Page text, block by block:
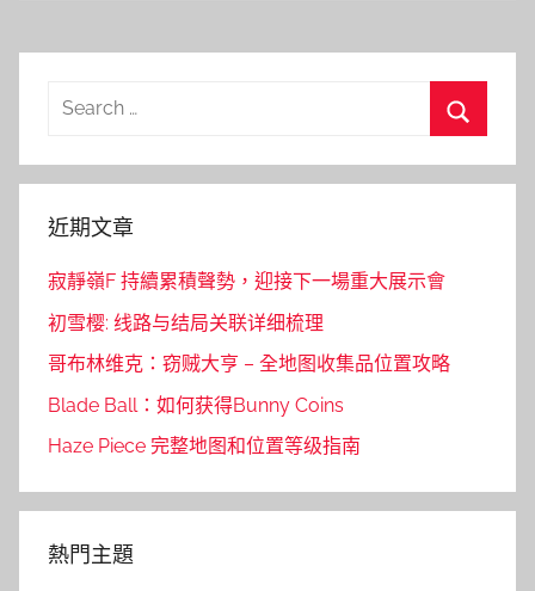
Search
近期文章
寂靜嶺F 持續累積聲勢，迎接下一場重大展示會
初雪樱: 线路与结局关联详细梳理
哥布林维克：窃贼大亨 – 全地图收集品位置攻略
Blade Ball：如何获得Bunny Coins
Haze Piece 完整地图和位置等级指南
熱門主題